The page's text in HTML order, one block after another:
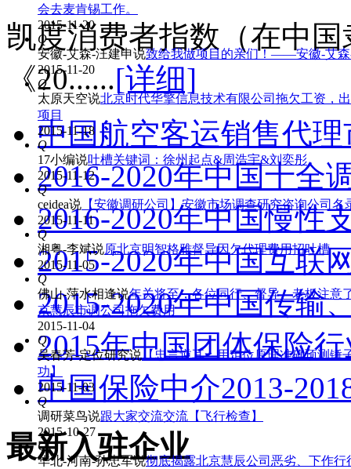
会去麦肯锡工作。
2015-11-20
Q
安徽-艾森-汪建申说致给我做项目的亲们！——安徽-艾
2015-11-20
Q
太原天空说北京时代华擎信息技术有限公司拖欠工资，
项目
2015-11-18
Q
17小编说吐槽关键词：徐州起点&周浩宇&刘奕彤
2015-11-12
Q
ceidea说 【安徽调研公司】安徽市场调查研究咨询公司名
2015-11-11
Q
湘粤-李斌说原北京明智格雅督导因欠代理费用招吐槽
2015-11-05
Q
佛山-萍水相逢说年关将至，各位同行、督导、老板注意
京慧辰市调公司拖欠费用
2015-11-04
Q
吴春芳-定位研究说【忠言逆耳：用定位原理准确预测锤
功】
2015-11-03
Q
调研菜鸟说跟大家交流交流【飞行检查】
2015-10-27
Q
华北-河南-孙忠军说彻底揭露北京慧辰公司恶劣、下作
凯度消费者指数（在中
《20......[详细]
中国航空客运销售代
2016-2020年中国十全
2016-2020年中国慢性
2015-2020年中国互联
2015-2020年中国传输
2015年中国团体保险
中国保险中介2013-
最新入驻企业